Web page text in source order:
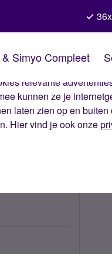
zorgen wij ervoor dat je
relevante
kunnen ze je
laten zien op en buiten
Hier vind je ook onze
Simyo Compleet